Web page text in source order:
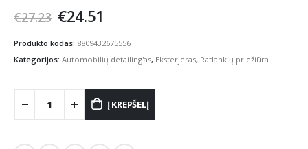
€27.23 Original
was:
€27.23.
€24.51
is:
€24.51.
Produkto kodas: 8809432675556
Kategorijos: Automobilių detailing'as, Eksterjeras, Ratlankių priežiūra
Į KREPŠELĮ